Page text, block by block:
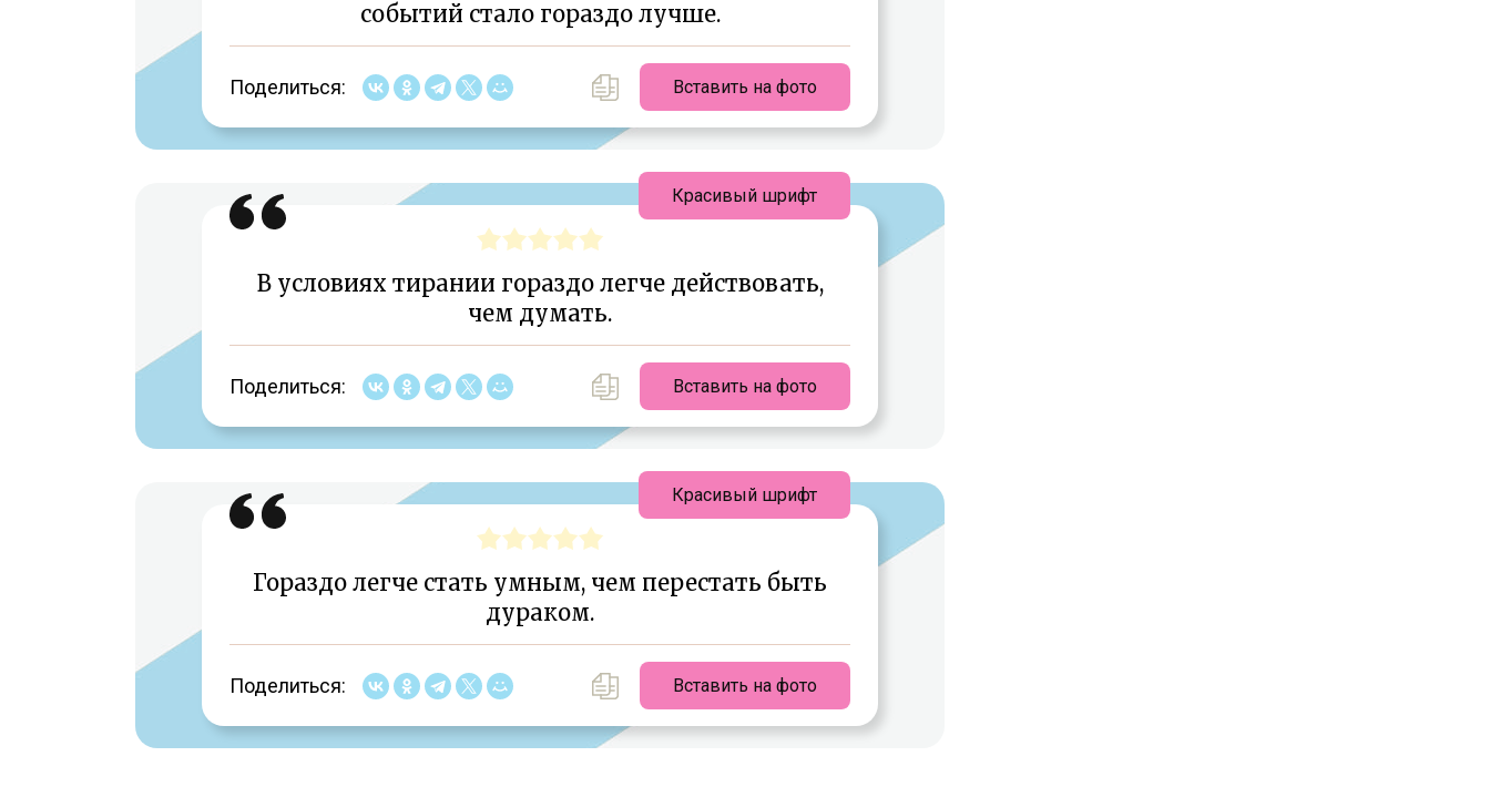
событий стало гораздо лучше.
Поделиться: Вставить на фото
В условиях тирании гораздо легче действовать,
чем думать.
Поделиться: Вставить на фото
Красивый шрифт
Гораздо легче стать умным, чем перестать быть
дураком.
Поделиться: Вставить на фото
Красивый шрифт